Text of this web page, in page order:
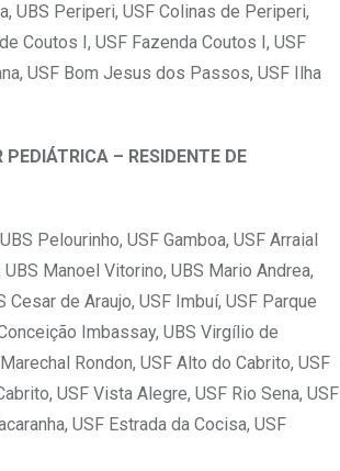
UBS Periperi, USF Colinas de Periperi,
Coutos I, USF Fazenda Coutos I, USF
USF Bom Jesus dos Passos, USF Ilha
– RESIDENTE DE
Pelourinho, USF Gamboa, USF Arraial
Manoel Vitorino, UBS Mario Andrea,
de Araujo, USF Imbuí, USF Parque
Imbassay, UBS Virgílio de
Rondon, USF Alto do Cabrito, USF
USF Vista Alegre, USF Rio Sena, USF
USF Estrada da Cocisa, USF